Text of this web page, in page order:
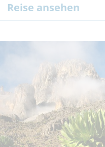
Reise ansehen